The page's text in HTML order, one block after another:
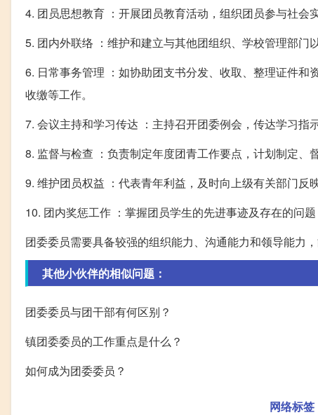
4. 团员思想教育 ：开展团员教育活动，组织团员参与社
5. 团内外联络 ：维护和建立与其他团组织、学校管理部门
6. 日常事务管理 ：如协助团支书分发、收取、整理证件
收缴等工作。
7. 会议主持和学习传达 ：主持召开团委例会，传达学习指示
8. 监督与检查 ：负责制定年度团青工作要点，计划制定、
9. 维护团员权益 ：代表青年利益，及时向上级有关部门反
10. 团内奖惩工作 ：掌握团员学生的先进事迹及存在的问题
团委委员需要具备较强的组织能力、沟通能力和领导能力
其他小伙伴的相似问题：
团委委员与团干部有何区别？
镇团委委员的工作重点是什么？
如何成为团委委员？
网络标签